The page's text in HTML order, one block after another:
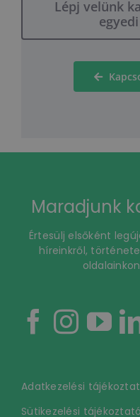
Lépj velünk
Maradjunk
Értesülj elsőként
híreinkről,
Adatkezelési
Sütikezelési tájékoztató